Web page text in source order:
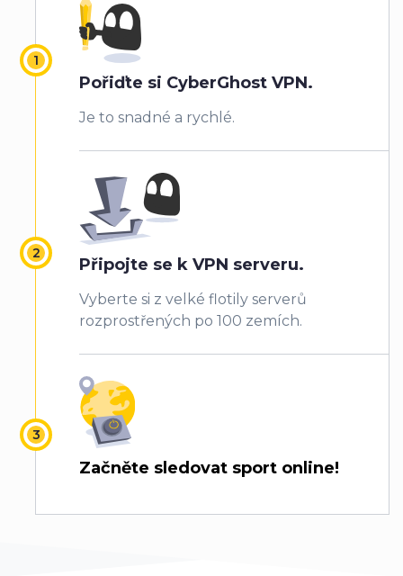
Pořiďte si CyberGhost VPN.
Je to snadné a rychlé.
Připojte se k VPN serveru.
Vyberte si z velké flotily serverů
rozprostřených po 100 zemích.
Začněte sledovat sport online!